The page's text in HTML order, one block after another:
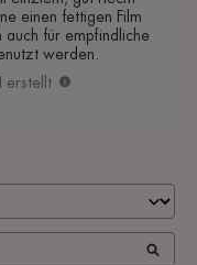
einen fettigen Film
auch für empfindliche
werden.
erstellt